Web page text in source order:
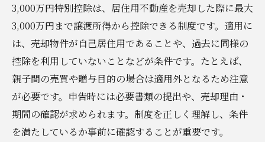
3,000万円特別控除は、居住用不動産を売却した際に最大
3,000万円まで譲渡所得から控除できる制度です。適用に
は、売却物件が自己居住用であることや、過去に同様の
控除を利用していないことなどが条件です。たとえば、
親子間の売買や贈与目的の場合は適用外となるため注意
が必要です。申告時には必要書類の提出や、売却理由・
期間の確認が求められます。制度を正しく理解し、条件
を満たしているか事前に確認することが重要です。